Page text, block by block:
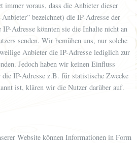
immer voraus, dass die Anbieter dieser
bezeichnet) die IP-Adresse der
IP-Adresse könnten sie die Inhalte nicht an
senden. Wir bemühen uns, nur solche
Anbieter die IP-Adresse lediglich zur
Jedoch haben wir keinen Einfluss
IP-Adresse z.B. für statistische Zwecke
ist, klären wir die Nutzer darüber auf.
Website können Informationen in Form